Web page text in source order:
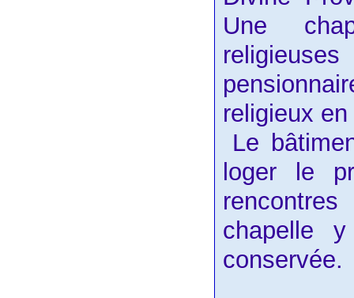
Une
religieux
Le
loger le
chapelle
conservée.